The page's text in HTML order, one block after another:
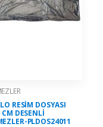
RESİM DOSYASI
DESENLİ
PLDOS24011